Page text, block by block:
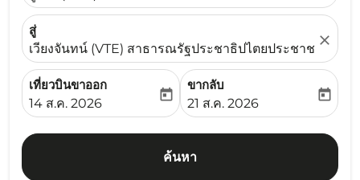
สู่
เวียงจันทน์ (VTE) สาธารณรัฐประชาธิปไตยประชาชนลาว
close
เที่ยวบินขาออก
fc-booking-departure-date-aria-label
14 ส.ค. 2026
today
ขากลับ
fc-booking-return-date-
21 ส.ค. 2026
today
ค้นหา